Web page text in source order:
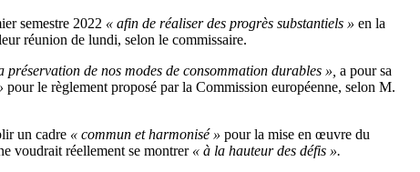
semestre 2022 « afin de réaliser des progrès substantiels » en la
réunion de lundi, selon le commissaire.
de nos modes de consommation durables », a pour sa
pour le règlement proposé par la Commission européenne, selon M.
un cadre « commun et harmonisé » pour la mise en œuvre du
voudrait réellement se montrer « à la hauteur des défis ».